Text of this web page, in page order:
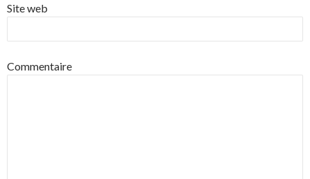
Site web
Commentaire